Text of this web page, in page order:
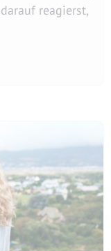
reagierst,